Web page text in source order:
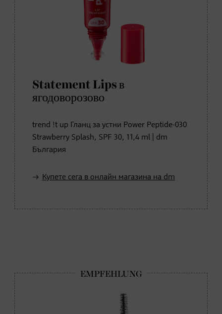
Statement Lips в
ягодоворозово
trend !t up Гланц за устни Power Peptide-030
Strawberry Splash, SPF 30, 11,4 ml | dm
България
Купете сега в онлайн магазина на dm